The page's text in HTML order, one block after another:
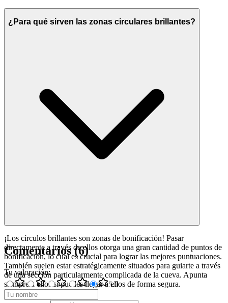
¿Para qué sirven las zonas circulares brillantes?
¡Los círculos brillantes son zonas de bonificación! Pasar
directamente a través de ellos otorga una gran cantidad de puntos de
bonificación, lo cual es crucial para lograr las mejores puntuaciones.
También suelen estar estratégicamente situados para guiarte a través
de una sección particularmente complicada de la cueva. Apunta
siempre a ellos si puedes llegar a ellos de forma segura.
Comentarios(6)
Tu valoración:
5.0